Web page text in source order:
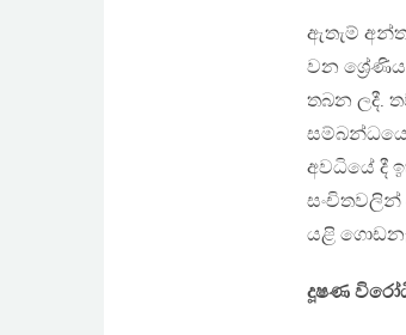
ඇතැම්
වන
තබන ලදී.
අවධියේ දී
සංචිතවලින්
යළි
දූෂණ විරෝධී